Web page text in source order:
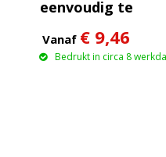
eenvoudig te
oplichtende kabel
Vanaf € 9,46
Bedrukt in circa 8